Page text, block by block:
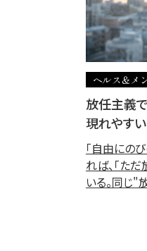
ヘルス＆メ
放任主義
現れやす
「自由にの
れば、「た
いる。同じ